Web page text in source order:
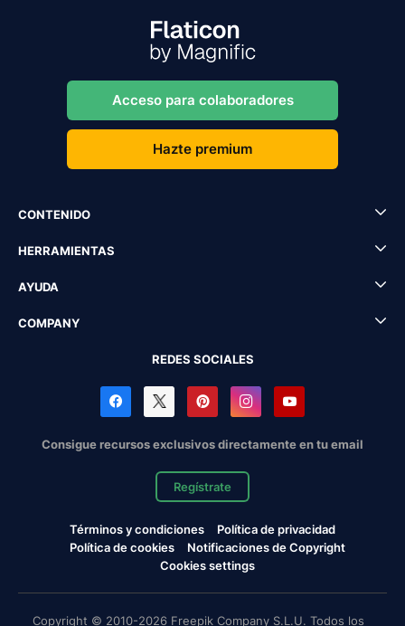
Acceso para colaboradores
Hazte premium
CONTENIDO
HERRAMIENTAS
AYUDA
COMPANY
REDES SOCIALES
Consigue recursos exclusivos directamente en tu email
Regístrate
Términos y condiciones
Política de privacidad
Política de cookies
Notificaciones de Copyright
Cookies settings
Copyright © 2010-2026 Freepik Company S.L.U. Todos los